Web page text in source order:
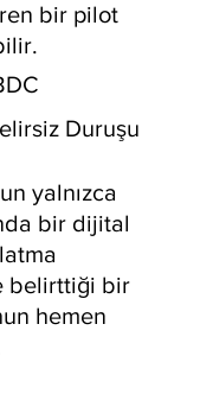
bir pilot
Duruşu
yalnızca
bir dijital
belirttiği bir
hemen